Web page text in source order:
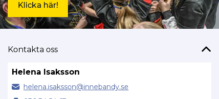
Klicka här!
Kontakta oss
Helena Isaksson
helena.isaksson@innebandy.se